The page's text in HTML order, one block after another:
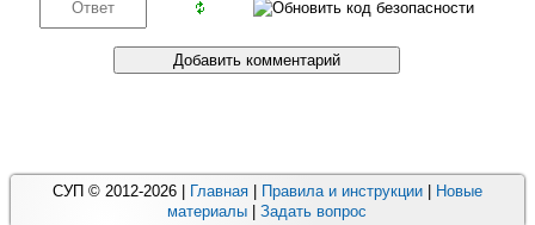
СУП © 2012-2026 | Главная| Правила и инструкции|
Новые
материалы |Задать вопрос